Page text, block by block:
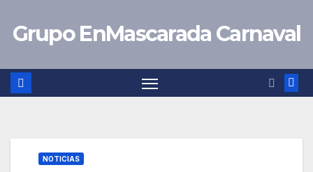
Grupo EnMascarada Carnaval
NOTICIAS